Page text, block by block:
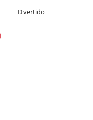
Divertido